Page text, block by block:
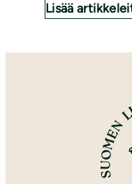
Lisää